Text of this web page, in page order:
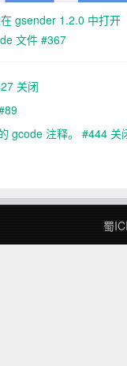
gsender 1.2.0 中打开
文件 #367
关闭
gcode 注释。 #444 关
蜀